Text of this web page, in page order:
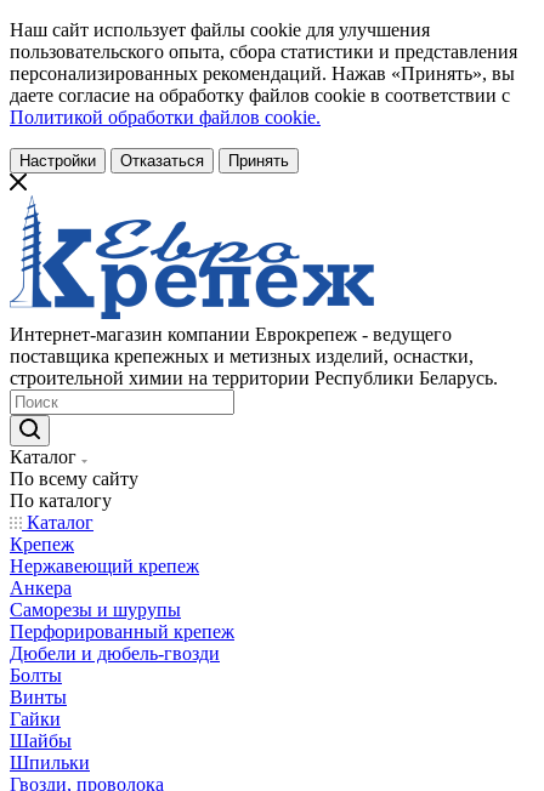
Наш сайт использует файлы cookie для улучшения
пользовательского опыта, сбора статистики и представления
персонализированных рекомендаций. Нажав «Принять», вы
даете согласие на обработку файлов cookie в соответствии с
Политикой обработки файлов cookie.
Настройки Отказаться Принять
Интернет-магазин компании Еврокрепеж - ведущего
поставщика крепежных и метизных изделий, оснастки,
строительной химии на территории Республики Беларусь.
Каталог
По всему сайту
По каталогу
Каталог
Крепеж
Нержавеющий крепеж
Анкера
Саморезы и шурупы
Перфорированный крепеж
Дюбели и дюбель-гвозди
Болты
Винты
Гайки
Шайбы
Шпильки
Гвозди, проволока